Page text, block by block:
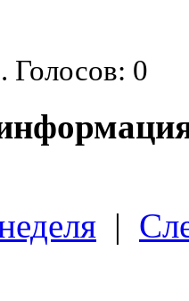
. Голосов: 0
|